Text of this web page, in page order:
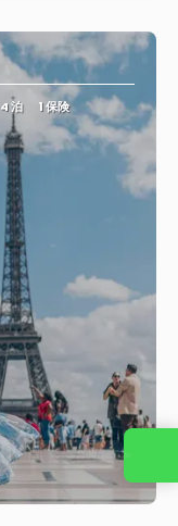
4 泊 1 保険
お 問い合わせ